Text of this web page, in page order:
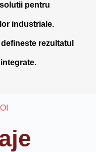
pentru
industriale.
rezultatul